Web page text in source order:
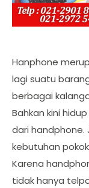
Hanphone
lagi suatu
berbagai
Bahkan kini
dari
kebutuhan
Karena
tidak hanya